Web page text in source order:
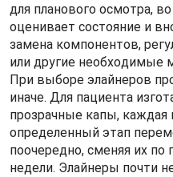
для планового осмотра,
оценивает состояние и
замена компонентов,
или другие необходимые
При выборе элайнеров
иначе. Для пациента
прозрачные капы, каждая
определенный этап
поочередно, сменяя их
недели. Элайнеры почти